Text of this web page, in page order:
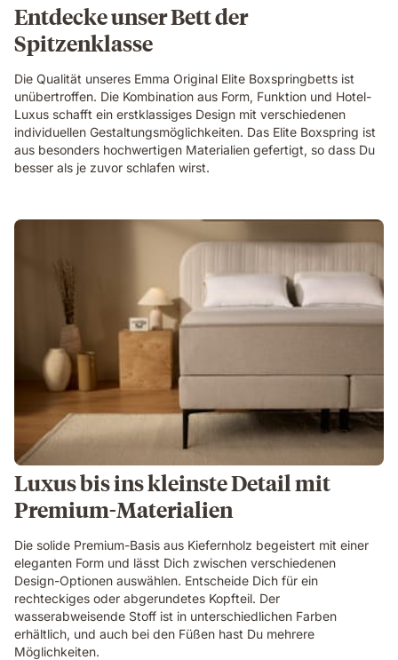
Entdecke unser Bett der
Spitzenklasse
Die Qualität unseres Emma Original Elite Boxspringbetts ist
unübertroffen. Die Kombination aus Form, Funktion und Hotel-
Luxus schafft ein erstklassiges Design mit verschiedenen
individuellen Gestaltungsmöglichkeiten. Das Elite Boxspring ist
aus besonders hochwertigen Materialien gefertigt, so dass Du
besser als je zuvor schlafen wirst.
Luxus bis ins kleinste Detail mit
Premium-Materialien
Die solide Premium-Basis aus Kiefernholz begeistert mit einer
eleganten Form und lässt Dich zwischen verschiedenen
Design-Optionen auswählen. Entscheide Dich für ein
rechteckiges oder abgerundetes Kopfteil. Der
wasserabweisende Stoff ist in unterschiedlichen Farben
erhältlich, und auch bei den Füßen hast Du mehrere
Möglichkeiten.